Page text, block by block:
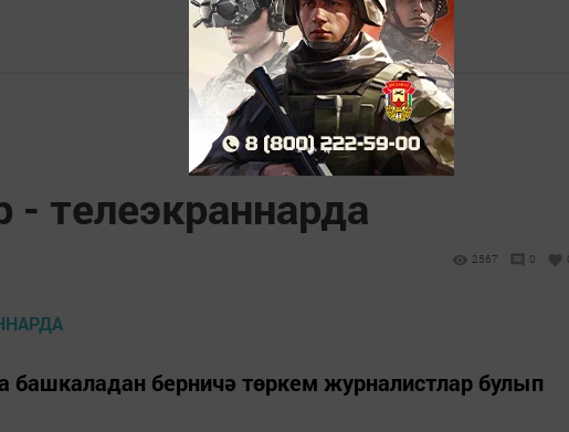
- телеэкраннарда
2567 0
башкаладан берничә төркем журналистлар булып